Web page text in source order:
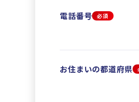
電話番号 必須
お住まいの都道府県